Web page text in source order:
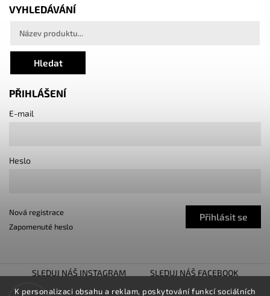
K personalizaci obsahu a reklam, poskytování funkcí sociálních
VYHLEDÁVÁNÍ
Hledat
PŘIHLÁŠENÍ
E-mail
Heslo
Přihlásit se
Nová registrace
Zapomenuté heslo
SLEDUJ NÁŠ INSTAGRAM
SLEDUJ NÁŠ FACEBOOK
TUNING SHOW TROJHALÍ
SNÍŽENO.CZ